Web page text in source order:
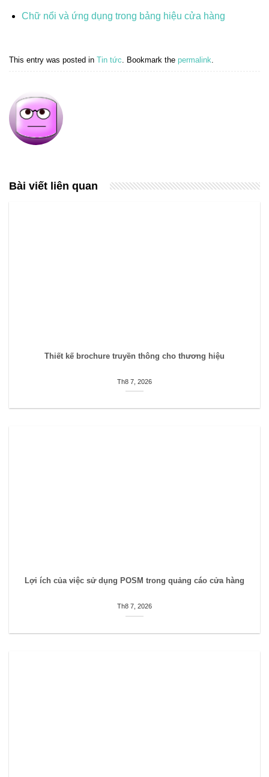
Chữ nổi và ứng dụng trong bảng hiệu cửa hàng
This entry was posted in Tin tức . Bookmark the permalink
Bài viết liên quan
Thiết kế brochure truyền thông cho thương hiệu
Th8 7, 2026
Lợi ích của việc sử dụng POSM trong quảng cáo cửa hàng
Th8 7, 2026